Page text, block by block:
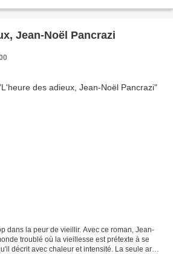
Jean-Noël Pancrazi
dans la peur de vieillir. Avec ce roman, Jean-
troublé où la vieillesse est prétexte à se
décrit avec chaleur et intensité. La seule arme